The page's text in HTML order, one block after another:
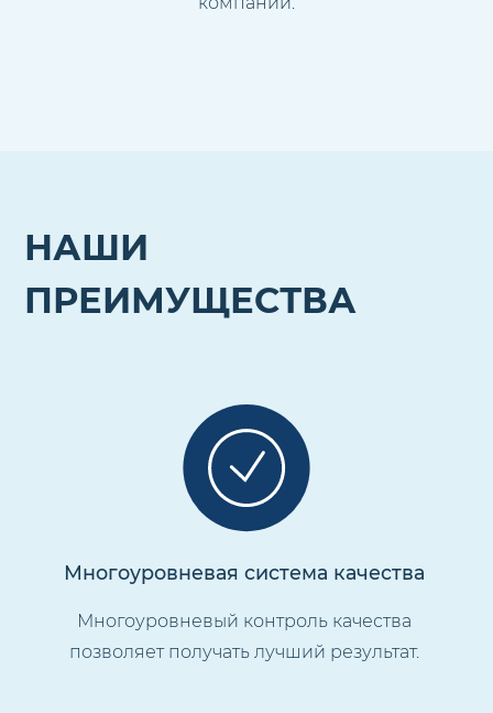
НАШИ
ПРЕИМУЩЕСТВА
Многоуровневая система качества
Многоуровневый контроль качества
позволяет получать лучший результат.